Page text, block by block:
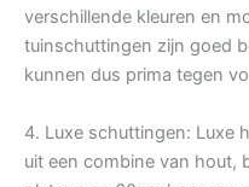
verschillende kleuren en
tuinschuttingen zijn goed
kunnen dus prima tegen
4. Luxe schuttingen: Luxe
uit een combine van hout,